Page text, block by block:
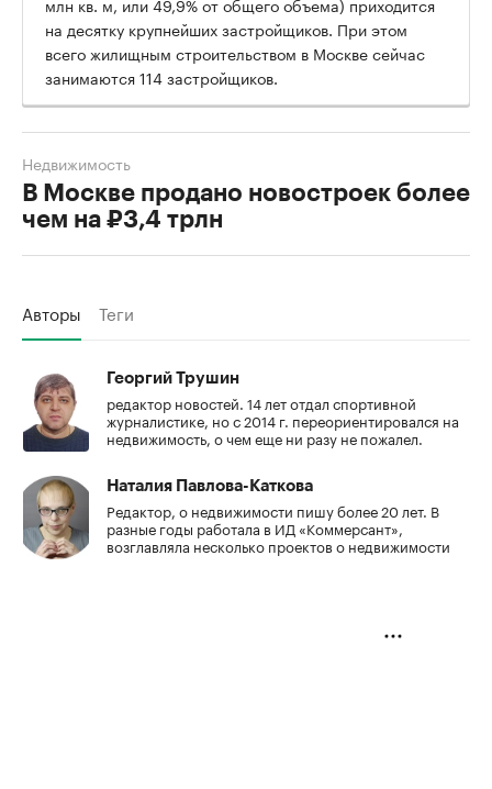
на десятку крупнейших застройщиков. При этом
всего жилищным строительством в Москве сейчас
занимаются 114 застройщиков.
В Москве продано новостроек более
чем на ₽3,4 трлн
Недвижимость
Авторы Теги
Георгий Трушин
редактор новостей. 14 лет отдал спортивной
журналистике, но с 2014 г. переориентировался на
недвижимость, о чем еще ни разу не пожалел.
Наталия Павлова-Каткова
Редактор, о недвижимости пишу более 20 лет. В
разные годы работала в ИД «Коммерсант»,
возглавляла несколько проектов о недвижимости